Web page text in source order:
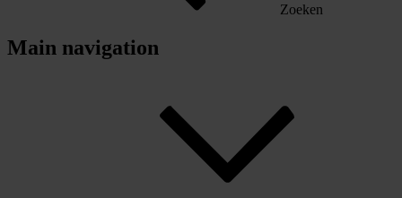
Zoeken
Main navigation